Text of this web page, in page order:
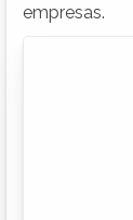
empresas.